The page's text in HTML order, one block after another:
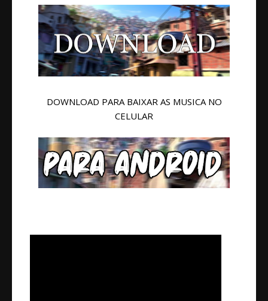
DOWNLOAD PARA BAIXAR AS MUSICA NO
CELULAR